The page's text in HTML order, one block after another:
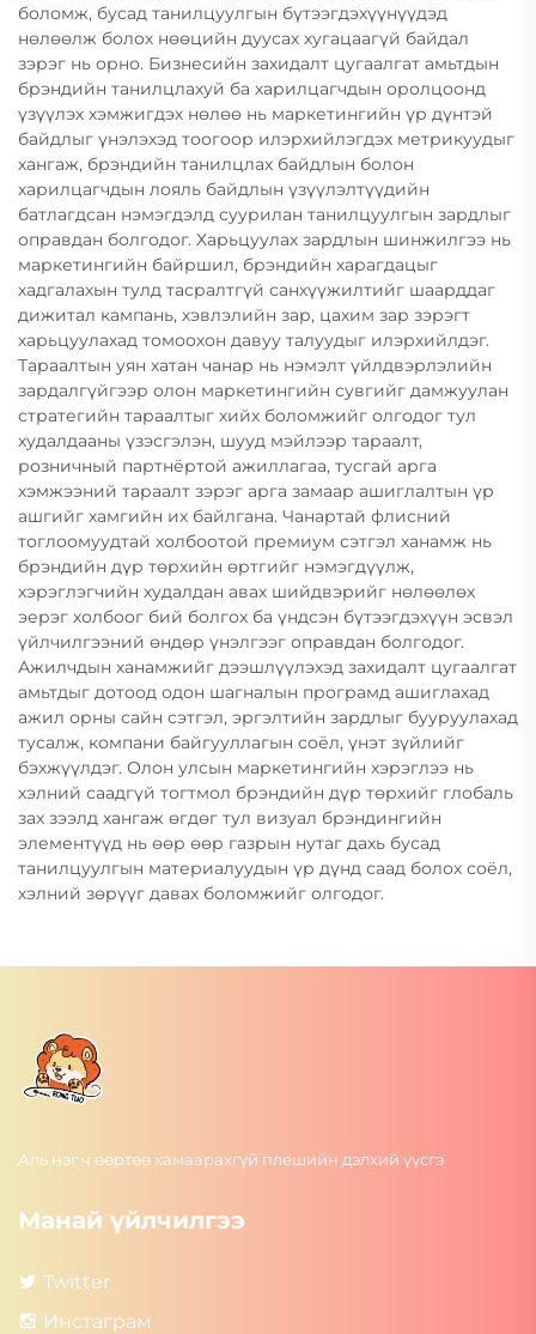
боломж, бусад танилцуулгын бүтээгдэхүүнүүдэд
нөлөөлж болох нөөцийн дуусах хугацаагүй байдал
зэрэг нь орно. Бизнесийн захидалт цугаалгат амьтдын
брэндийн танилцлахуй ба харилцагчдын оролцоонд
үзүүлэх хэмжигдэх нөлөө нь маркетингийн үр дүнтэй
байдлыг үнэлэхэд тоогоор илэрхийлэгдэх метрикуудыг
хангаж, брэндийн танилцлах байдлын болон
харилцагчдын лояль байдлын үзүүлэлтүүдийн
батлагдсан нэмэгдэлд суурилан танилцуулгын зардлыг
оправдан болгодог. Харьцуулах зардлын шинжилгээ нь
маркетингийн байршил, брэндийн харагдацыг
хадгалахын тулд тасралтгүй санхүүжилтийг шаарддаг
дижитал кампань, хэвлэлийн зар, цахим зар зэрэгт
харьцуулахад томоохон давуу талуудыг илэрхийлдэг.
Тараалтын уян хатан чанар нь нэмэлт үйлдвэрлэлийн
зардалгүйгээр олон маркетингийн сувгийг дамжуулан
стратегийн тараалтыг хийх боломжийг олгодог тул
худалдааны үзэсгэлэн, шууд мэйлээр тараалт,
розничный партнёртой ажиллагаа, тусгай арга
хэмжээний тараалт зэрэг арга замаар ашиглалтын үр
ашгийг хамгийн их байлгана. Чанартай флисний
тоглоомуудтай холбоотой премиум сэтгэл ханамж нь
брэндийн дүр төрхийн өртгийг нэмэгдүүлж,
хэрэглэгчийн худалдан авах шийдвэрийг нөлөөлөх
эерэг холбоог бий болгох ба үндсэн бүтээгдэхүүн эсвэл
үйлчилгээний өндөр үнэлгээг оправдан болгодог.
Ажилчдын ханамжийг дээшлүүлэхэд захидалт цугаалгат
амьтдыг дотоод одон шагналын програмд ашиглахад
ажил орны сайн сэтгэл, эргэлтийн зардлыг бууруулахад
тусалж, компани байгууллагын соёл, үнэт зүйлийг
бэхжүүлдэг. Олон улсын маркетингийн хэрэглээ нь
хэлний саадгүй тогтмол брэндийн дүр төрхийг глобаль
зах зээлд хангаж өгдөг тул визуал брэндингийн
элементүүд нь өөр өөр газрын нутаг дахь бусад
танилцуулгын материалуудын үр дүнд саад болох соёл,
хэлний зөрүүг давах боломжийг олгодог.
Аль нэг ч өөртөө хамаарахгүй плешийн дэлхий үүсгэ
Манай үйлчилгээ
Twitter
Инстаграм